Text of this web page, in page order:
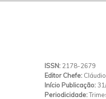
ISSN: 2178-2679
Editor Chefe:
Início Publicação:
Periodicidade: